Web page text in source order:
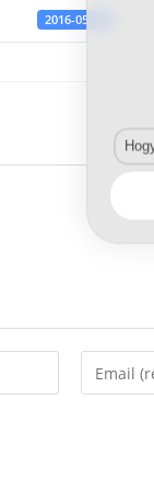
2016-05-31
Enter
your